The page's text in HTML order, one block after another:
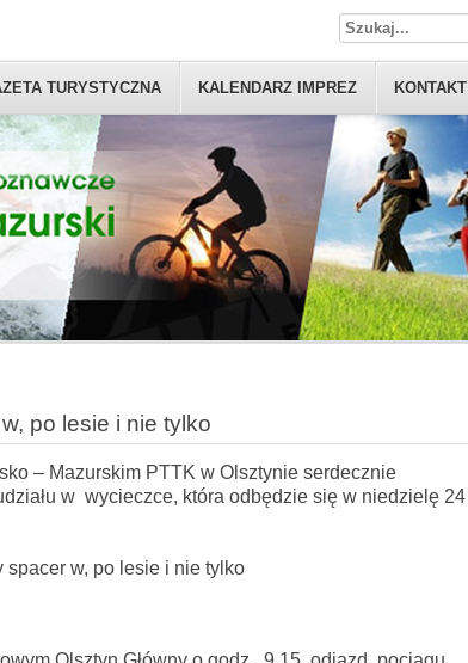
TURYSTYCZNA KALENDARZ IMPREZ KONTAKT
po lesie i nie tylko
– Mazurskim PTTK w Olsztynie serdecznie
w wycieczce, która odbędzie się w niedzielę 24
spacer w, po lesie i nie tylko